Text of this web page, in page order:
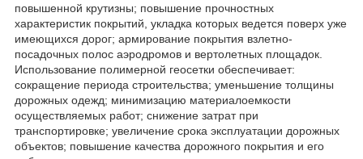
повышенной крутизны; повышение прочностных
характеристик покрытий, укладка которых ведется поверх уже
имеющихся дорог; армирование покрытия взлетно-
посадочных полос аэродромов и вертолетных площадок.
Использование полимерной геосетки обеспечивает:
сокращение периода строительства; уменьшение толщины
дорожных одежд; минимизацию материалоемкости
осуществляемых работ; снижение затрат при
транспортировке; увеличение срока эксплуатации дорожных
объектов; повышение качества дорожного покрытия и его